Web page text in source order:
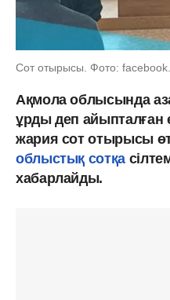
Сот отырысы. Фото:
Ақмола облысында
ұрды деп айыпталған
жария сот отырысы
облыстық сотқа
хабарлайды.